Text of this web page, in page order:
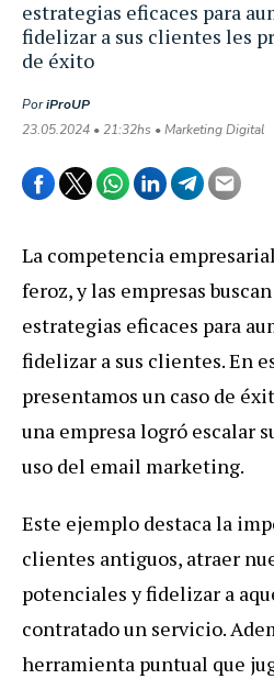
estrategias eficaces para
fidelizar a sus clientes les
de éxito
PoriProUP
23.05.2024 • 21:32hs • Marketing Digital
La competencia
feroz, y las empresas
estrategias eficaces para
fidelizar a sus clientes. En
presentamos un caso de
una empresa logró escalar
uso del email marketing.
Este ejemplo destaca la
clientes antiguos, atraer
potenciales y fidelizar a
contratado un servicio.
herramienta puntual que